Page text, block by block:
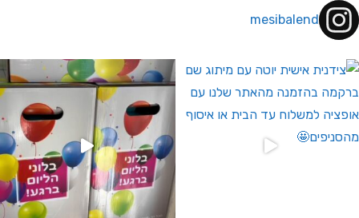
mesibalend
לחברי מועדון ומצטרפים חדשים🤍